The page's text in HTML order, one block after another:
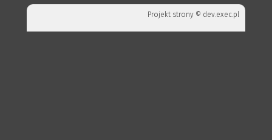
Projekt strony © dev.exec.pl